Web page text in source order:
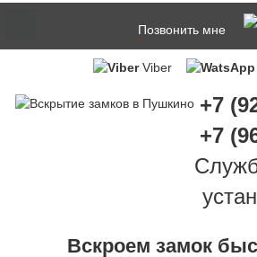
Позвонить мне
Viber
+7
+7
Вскроем замок